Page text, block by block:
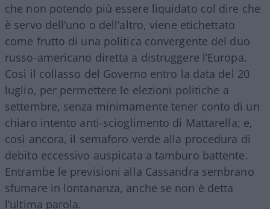
che non potendo più essere liquidato col dire che
è servo dell’uno o dell’altro, viene etichettato
come frutto di una politica convergente del duo
russo-americano diretta a distruggere l’Europa.
Così il collasso del Governo entro la data del 20
luglio, per permettere le elezioni politiche a
settembre, senza minimamente tener conto di un
chiaro intento anti-scioglimento di Mattarella; e,
così ancora, il semaforo verde alla procedura di
debito eccessivo auspicata a tamburo battente.
Entrambe le previsioni alla Cassandra sembrano
sfumare in lontananza, anche se non è detta
l’ultima parola.